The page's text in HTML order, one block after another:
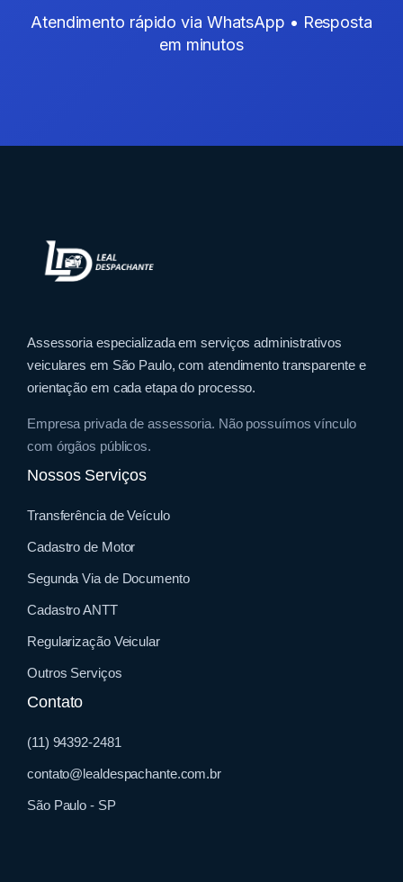
Atendimento rápido via WhatsApp • Resposta
em minutos
Assessoria especializada em serviços administrativos
veiculares em São Paulo, com atendimento transparente e
orientação em cada etapa do processo.
Empresa privada de assessoria. Não possuímos vínculo
com órgãos públicos.
Nossos Serviços
Transferência de Veículo
Cadastro de Motor
Segunda Via de Documento
Cadastro ANTT
Regularização Veicular
Outros Serviços
Contato
(11) 94392-2481
contato@lealdespachante.com.br
São Paulo - SP